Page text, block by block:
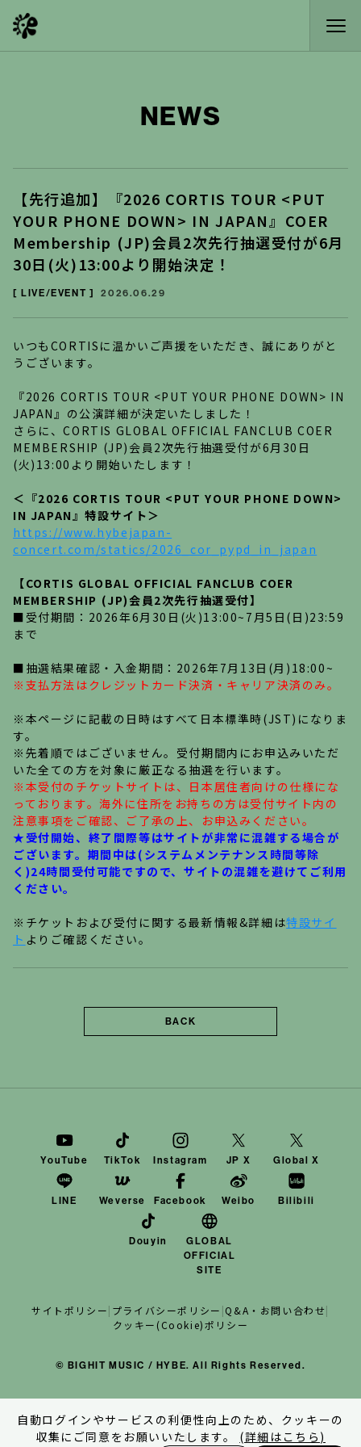
NEWS
【先行追加】『2026 CORTIS TOUR <PUT
YOUR PHONE DOWN> IN JAPAN』COER
Membership (JP)会員2次先行抽選受付が6月
30日(火)13:00より開始決定！
[ LIVE/EVENT ] 2026.06.29
いつもCORTISに温かいご声援をいただき、誠にありがと
うございます。
『2026 CORTIS TOUR <PUT YOUR PHONE DOWN> IN
JAPAN』の公演詳細が決定いたしました！
さらに、CORTIS GLOBAL OFFICIAL FANCLUB COER
MEMBERSHIP (JP)会員2次先行抽選受付が6月30日
(火)13:00より開始いたします！
＜『2026 CORTIS TOUR <PUT YOUR PHONE DOWN>
IN JAPAN』特設サイト＞
https://www.hybejapan-
concert.com/statics/2026_cor_pypd_in_japan
【CORTIS GLOBAL OFFICIAL FANCLUB COER
MEMBERSHIP (JP)会員2次先行抽選受付】
■受付期間：2026年6月30日(火)13:00~7月5日(日)23:59
まで
■抽選結果確認・入金期間：2026年7月13日(月)18:00~
※支払方法はクレジットカード決済・キャリア決済のみ。
※本ページに記載の日時はすべて日本標準時(JST)になりま
す。
※先着順ではございません。受付期間内にお申込みいただ
いた全ての方を対象に厳正なる抽選を行います。
※本受付のチケットサイトは、日本居住者向けの仕様にな
っております。海外に住所をお持ちの方は受付サイト内の
注意事項をご確認、ご了承の上、お申込みください。
★受付開始、終了間際等はサイトが非常に混雑する場合が
ございます。期間中は(システムメンテナンス時間等除
く)24時間受付可能ですので、サイトの混雑を避けてご利用
ください。
※チケットおよび受付に関する最新情報&詳細は特設サイ
ト よりご確認ください。
BACK
YouTube TikTok Instagram JP X Global X
LINE Weverse Facebook Weibo Bilibili
Douyin
GLOBAL
OFFICIAL
SITE
サイトポリシー| プライバシーポリシー |Q&A・お問い合わせ|
クッキー(Cookie)ポリシー
© BIGHIT MUSIC / HYBE. All Rights Reserved.
TOP
自動ログインやサービスの利便性向上のため、クッキーの
収集にご同意をお願いいたします。 (詳細はこちら)